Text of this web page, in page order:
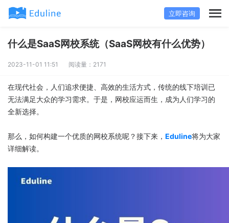
立即咨询
什么是SaaS网校系统（SaaS网校有什么优势）
2023-11-01 11:51 阅读量：2171
在现代社会，人们追求便捷、高效的生活方式，传统的线下培训已
无法满足大众的学习需求。于是，网校应运而生，成为人们学习的
全新选择。
那么，如何构建一个优质的网校系统呢？接下来， Eduline将为大家
详细解读。